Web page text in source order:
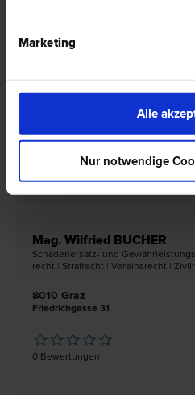
Marketing
Alle
Nur notwendige
Mag. Marko J. PESCHL
Neutorgasse 51/2. Stock
0 Bewertungen
Mag. Wilfried BUCHER
Schadenersatz- und
recht | Straf­recht | Vereins­recht |
8010 Graz
Friedrichgasse 31
0 Bewertungen